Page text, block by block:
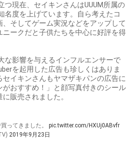
つ現在、セイキンさんはUUUM所属の
名度を上げています。自ら考えたコ
、そしてゲーム実況などをアップして
ニークだと子供たちを中心に好評を得
な影響を与えるインフルエンサーで
を起用した広告も珍しくはありま
イキンさんもヤマザキパンの広告に
がおすすめ！」と顔写真付きのシール
販売されました。
ってきました。 pic.twitter.com/HXUj0ABvfr
2019年9月23日